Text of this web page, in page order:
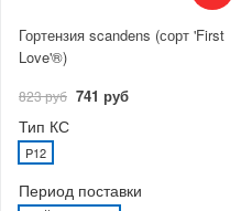
Гортензия scandens (сорт 'First
Love'®)
823 руб 741 руб
Тип КС
P12
Период поставки